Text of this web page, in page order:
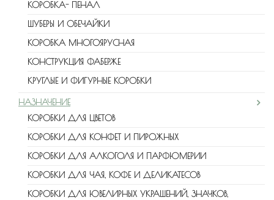
КОРОБКА- ПЕНАЛ
ШУБЕРЫ И ОБЕЧАЙКИ
КОРОБКА МНОГОЯРУСНАЯ
КОНСТРУКЦИЯ ФАБЕРЖЕ
КРУГЛЫЕ И ФИГУРНЫЕ КОРОБКИ
НАЗНАЧЕНИЕ
КОРОБКИ ДЛЯ ЦВЕТОВ
КОРОБКИ ДЛЯ КОНФЕТ И ПИРОЖНЫХ
КОРОБКИ ДЛЯ АЛКОГОЛЯ И ПАРФЮМЕРИИ
КОРОБКИ ДЛЯ ЧАЯ, КОФЕ И ДЕЛИКАТЕСОВ
КОРОБКИ ДЛЯ ЮВЕЛИРНЫХ УКРАШЕНИЙ, ЗНАЧКОВ,